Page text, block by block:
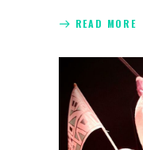
READ MORE